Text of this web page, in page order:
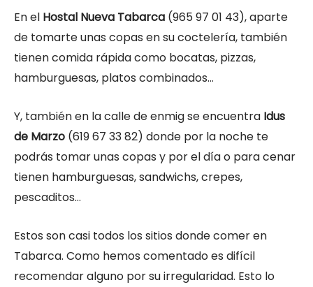
En el Hostal Nueva Tabarca (965 97 01 43), aparte
de tomarte unas copas en su coctelería, también
tienen comida rápida como bocatas, pizzas,
hamburguesas, platos combinados…
Y, también en la calle de enmig se encuentra Idus
de Marzo (619 67 33 82) donde por la noche te
podrás tomar unas copas y por el día o para cenar
tienen hamburguesas, sandwichs, crepes,
pescaditos…
Estos son casi todos los sitios donde comer en
Tabarca. Como hemos comentado es difícil
recomendar alguno por su irregularidad. Esto lo